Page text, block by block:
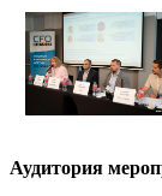
Аудитория